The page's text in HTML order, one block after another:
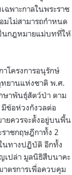
พาะกาลในพระราช
ไม่สามารถกำหนด
นกฎหมายแม่บทที่ให้
โครงการอนุรักษ์
ยานแห่งชาติ พ.ศ.
ษาพันธุ์สัตว์ป่า ตาม
ข้อห่วงกังวลต่อ
ายควรจะตั้งอยู่บนพื้น
ราชกฤษฎีกาทั้ง 2
นทางปฏิบัติ อีกทั้ง
เปล่า มูลนิธิสืบนาคะ
าตรการเพื่อควบคุม